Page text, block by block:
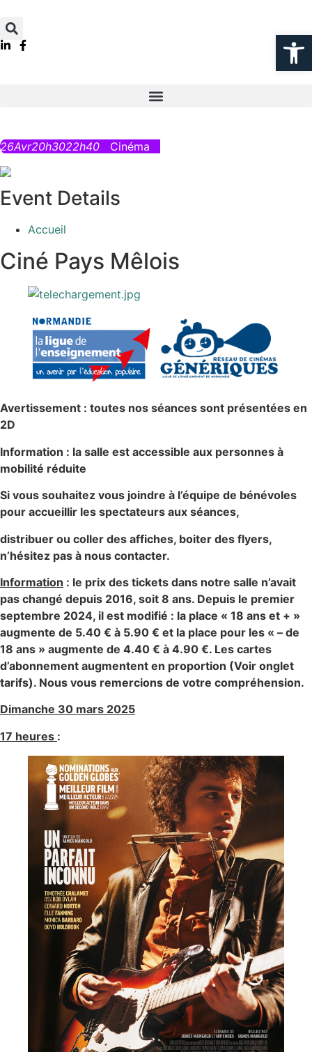
26Avr20h3022h40 Cinéma
Event Details
Accueil
Ciné Pays Mêlois
Avertissement : toutes nos séances sont présentées en
2D
Information : la salle est accessible aux personnes à
mobilité réduite
Si vous souhaitez vous joindre à l’équipe de bénévoles
pour accueillir les spectateurs aux séances,
distribuer ou coller des affiches, boiter des flyers,
n’hésitez pas à nous contacter.
Information : le prix des tickets dans notre salle n’avait
pas changé depuis 2016, soit 8 ans. Depuis le premier
septembre 2024, il est modifié : la place « 18 ans et + »
augmente de 5.40 € à 5.90 € et la place pour les « – de
18 ans » augmente de 4.40 € à 4.90 €. Les cartes
d’abonnement augmentent en proportion (Voir onglet
tarifs). Nous vous remercions de votre compréhension.
Dimanche 30 mars 2025
17 heures :
Ouvrir